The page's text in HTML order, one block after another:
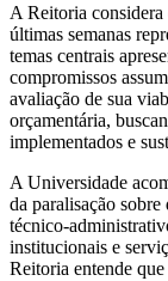
A Reitoria considera
últimas semanas
temas centrais
compromissos
avaliação de sua
orçamentária,
implementados e
A Universidade
da paralisação
técnico-
institucionais e
Reitoria entende